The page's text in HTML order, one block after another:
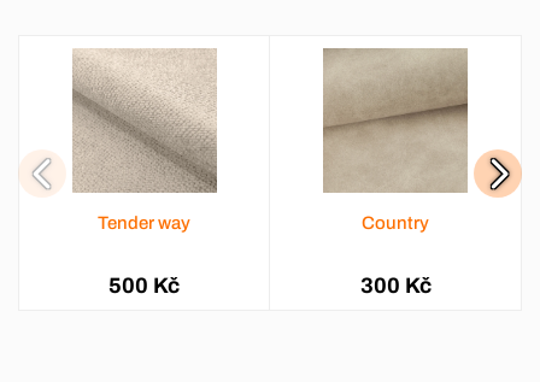
Tender way
500 Kč
Country
300 Kč